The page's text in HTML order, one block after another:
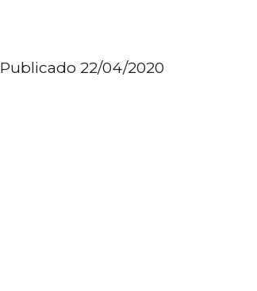
Publicado 22/04/2020